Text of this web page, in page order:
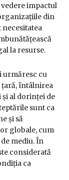
impactul
din
necesitatea
la resurse.
urmăresc cu
țară, întâlnirea
al dorinței de
sunt ca
și să
globale, cum
mediu. În
considerată
ca